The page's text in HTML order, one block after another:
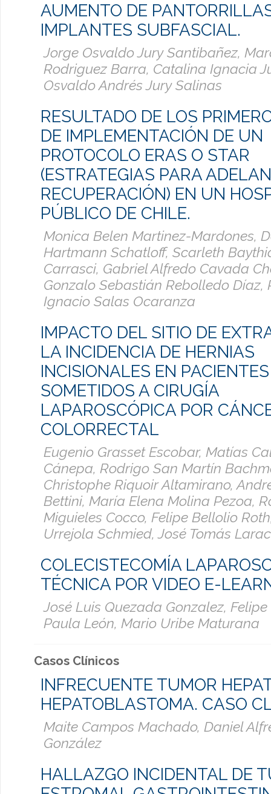
AUMENTO DE
IMPLANTES SUBFASCIAL.
Jorge Osvaldo Jury Santibañez,
Rodriguez Barra, Catalina Ignacia
Osvaldo Andrés Jury Salinas
­RESULTADO DE LOS
DE IMPLEMENTACIÓN DE UN
PROTOCOLO ERAS O STAR
(ESTRATEGIAS PARA
RECUPERACIÓN) EN UN
PÚBLICO DE CHILE.
Monica Belen Martinez-Mardones,
Hartmann Schatloff, Scarleth
Carrasci, Gabriel Alfredo Cavada
Gonzalo Sebastián Rebolledo Díaz,
Ignacio Salas Ocaranza
IMPACTO DEL SITIO DE
LA INCIDENCIA DE HERNIAS
INCISIONALES EN PACIENTES
SOMETIDOS A CIRUGÍA
LAPAROSCÓPICA POR
COLORRECTAL
Eugenio Grasset Escobar, Matías
Cánepa, Rodrigo San Martín
Christophe Riquoir Altamirano,
Bettini, María Elena Molina Pezoa,
Miguieles Cocco, Felipe Bellolio
Urrejola Schmied, José Tomás
COLECISTECOMÍA
TÉCNICA POR VIDEO E-
José Luis Quezada Gonzalez,
Paula León, Mario Uribe Maturana
Casos Clínicos
INFRECUENTE TUMOR
HEPATOBLASTOMA. CASO
Maite Campos Machado, Daniel
González
HALLAZGO INCIDENTAL DE